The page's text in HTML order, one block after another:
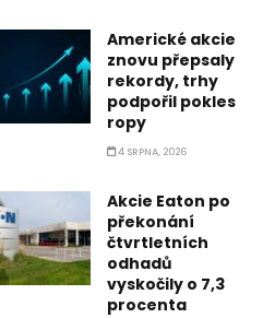
Americké akcie
znovu přepsaly
rekordy, trhy
podpořil pokles
ropy
4 SRPNA, 2026
Akcie Eaton po
překonání
čtvrtletních
odhadů
vyskočily o 7,3
procenta